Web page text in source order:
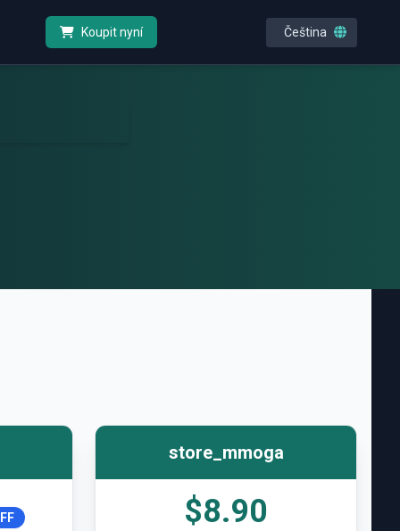
Koupit nyní Čeština
store_mmoga
$8.90